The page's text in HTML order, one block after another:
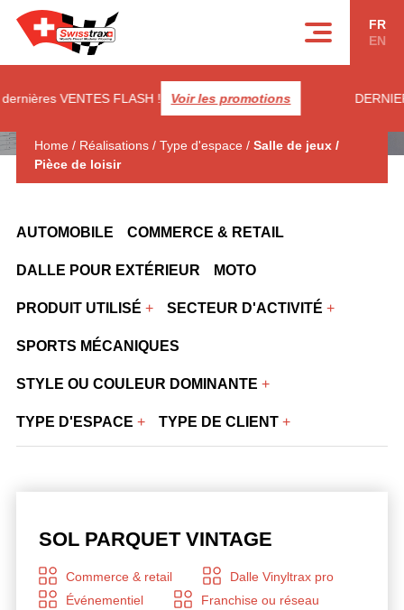
VENTES FLASH ! Voir les promotions
FR
EN
Home / Réalisations/ Type d'espace / Salle de jeux /
Pièce de loisir
AUTOMOBILE COMMERCE & RETAIL
DALLE POUR EXTÉRIEUR MOTO
PRODUIT UTILISÉ SECTEUR D'ACTIVITÉ
SPORTS MÉCANIQUES
STYLE OU COULEUR DOMINANTE
TYPE D'ESPACE TYPE DE CLIENT
SOL PARQUET VINTAGE
Commerce & retail
Dalle Vinyltrax pro
Événementiel
Franchise ou réseau
Panneau de gestion des cookies